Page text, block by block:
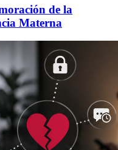
de la
Materna